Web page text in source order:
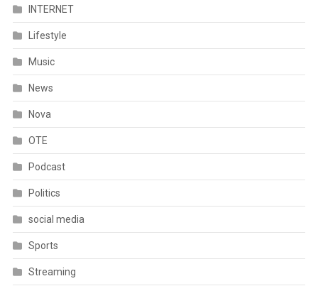
INTERNET
Lifestyle
Music
News
Nova
OTE
Podcast
Politics
social media
Sports
Streaming